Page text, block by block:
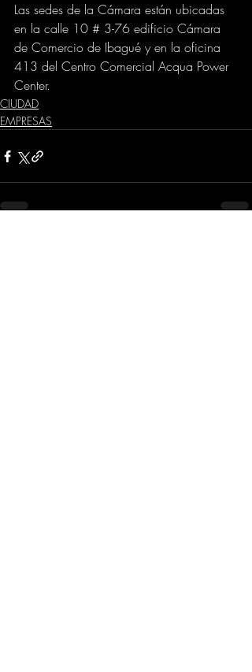
Las sedes de la Cámara están ubicadas
en la calle 10 # 3-76 edificio Cámara
de Comercio de Ibagué y en la oficina
413 del Centro Comercial Acqua Power
Center.
CIUDAD
EMPRESAS